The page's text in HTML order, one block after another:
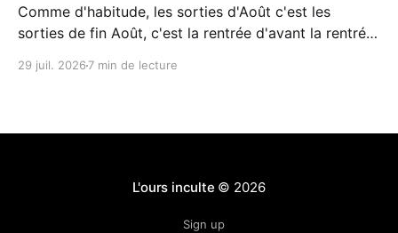
Comme d'habitude, les sorties d'Août c'est les
sorties de fin Août, c'est la rentrée d'avant la rentrée,
29 juil. 2026 7 min de lecture
L'ours inculte © 2026
Sign up